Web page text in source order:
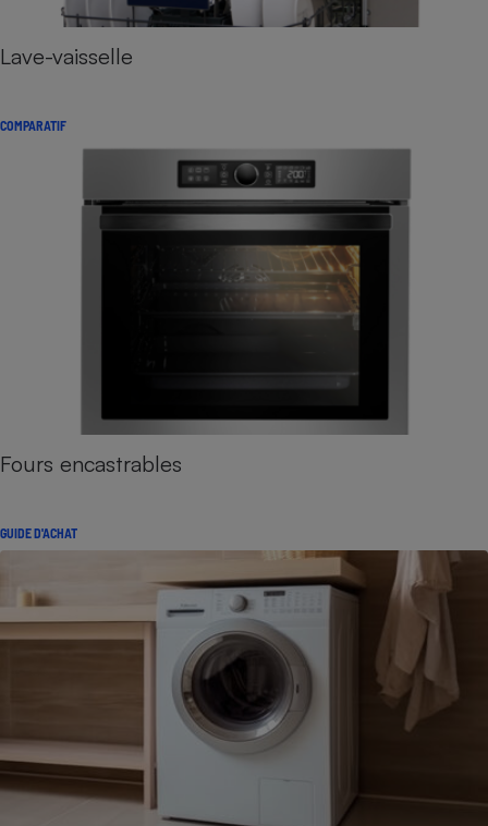
Lave-vaisselle
COMPARATIF
Fours encastrables
GUIDE D'ACHAT